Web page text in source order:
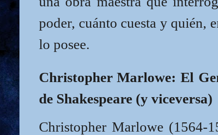
poder, cuánto cuesta y quién,
lo posee.
Christopher Marlowe: El
de Shakespeare (y viceversa)
Christopher Marlowe (1564-